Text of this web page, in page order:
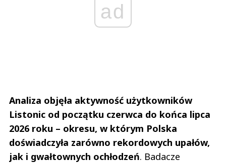
ad
Analiza objęła aktywność użytkowników
Listonic od początku czerwca do końca lipca
2026 roku – okresu, w którym Polska
doświadczyła zarówno rekordowych upałów,
jak i gwałtownych ochłodzeń. Badacze